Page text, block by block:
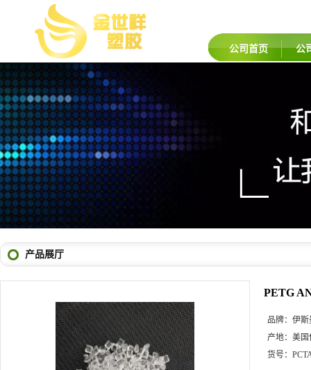
公司首页 公
产品展厅
PETG
品牌： 伊斯
产地： 美国
货号：